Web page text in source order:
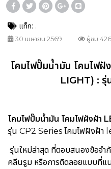
แท็ก:
30 เมษายน 2569 ผู้ชม
โคมไฟปั๊มน้ำมัน โคมไฟฝั
LIGHT) :
โคมไฟปั๊มน้ำมัน โคมไฟฝังฝ้า
รุ่น CP2 Series โคมไฟฝังฝ้า
รุ่นใหม่ล่าสุด ที่ตอบสนองข้อจ
คลีนรูม หรือการติดลอยแบบที่แ